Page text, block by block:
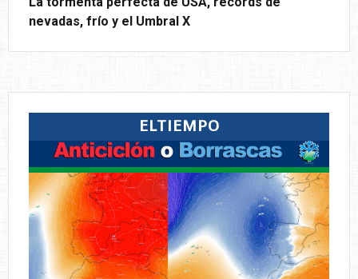
nevadas, frío y el Umbral X
ELTIEMPO